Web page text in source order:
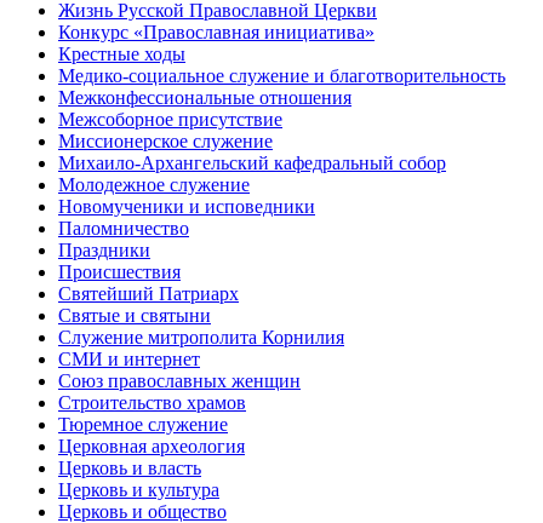
Жизнь Русской Православной Церкви
Конкурс «Православная инициатива»
Крестные ходы
Медико-социальное служение и благотворительность
Межконфессиональные отношения
Межсоборное присутствие
Миссионерское служение
Михаило-Архангельский кафедральный собор
Молодежное служение
Новомученики и исповедники
Паломничество
Праздники
Происшествия
Святейший Патриарх
Святые и святыни
Служение митрополита Корнилия
СМИ и интернет
Союз православных женщин
Строительство храмов
Тюремное служение
Церковная археология
Церковь и власть
Церковь и культура
Церковь и общество